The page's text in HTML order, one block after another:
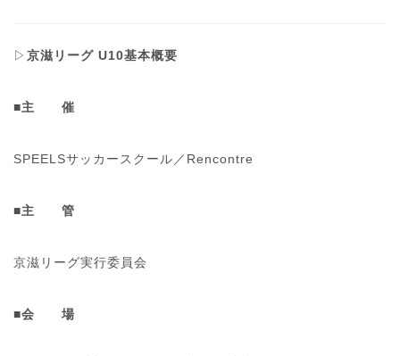
▷ 京滋リーグ U10基本概要
■主 催
SPEELSサッカースクール／Rencontre
■主 管
京滋リーグ実行委員会
■会 場